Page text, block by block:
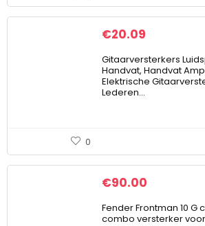
€20.09
Gitaarversterkers
Handvat, Handvat
Elektrische
Lederen…
0
€90.00
Fender Frontman 10 G
combo versterker